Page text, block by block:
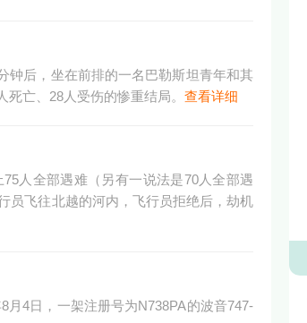
钟后，坐在前排的一名巴勒斯坦青年和其
亡、28人受伤的惨重结局。 查看详细
人全部遇难（另有一说法是70人全部遇
员飞往北越的河内，飞行员拒绝后，劫机
4日，一架注册号为N738PA的波音747-